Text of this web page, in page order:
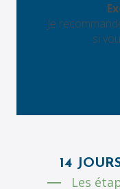
Je
si
14
Les